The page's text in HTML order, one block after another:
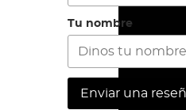
Tu nombre
Enviar una